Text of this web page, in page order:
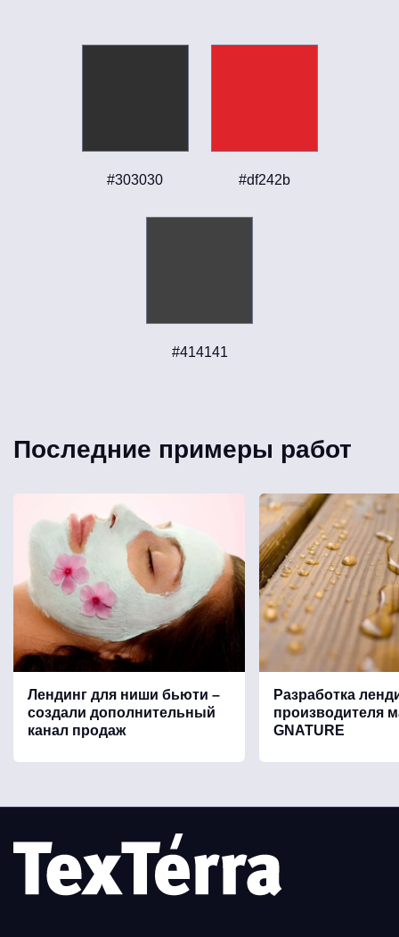
#303030 #df242b
#414141
Последние примеры работ
Лендинг для ниши бьюти –
создали дополнительный
канал продаж
Разработка
производителя
GNATURE